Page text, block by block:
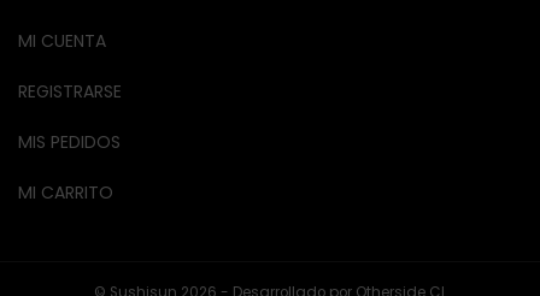
MI CUENTA
REGISTRARSE
MIS PEDIDOS
MI CARRITO